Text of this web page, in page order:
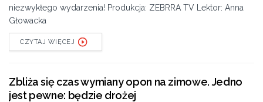
niezwykłego wydarzenia! Produkcja: ZEBRRA TV Lektor: Anna
Głowacka
CZYTAJ WIĘCEJ
Zbliża się czas wymiany opon na zimowe. Jedno
jest pewne: będzie drożej